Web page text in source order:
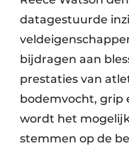
datagestuurde
bijdragen aan
prestaties van
bodemvocht, grip
wordt het
stemmen op de